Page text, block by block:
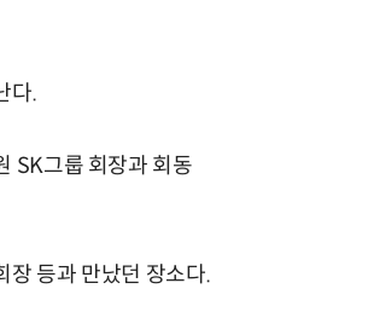
다.
SK그룹 회장과 회동
장 등과 만났던 장소다.